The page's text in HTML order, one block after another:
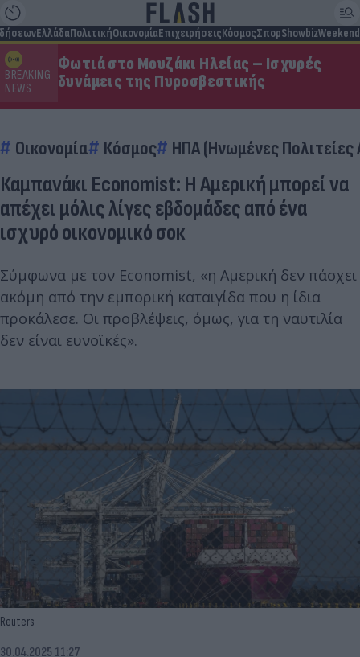
ΕλλάδαΠολιτικήΟικονομίαΕπιχειρήσειςΚόσμοςΣπορShowbizWeekend
BREAKING
NEWS
Φωτιά στο Μουζάκι Ηλείας – Ισχυρές
δυνάμεις της Πυροσβεστικής
Οικονομία Κόσμος ΗΠΑ (Ηνωμένες Πολιτείες
Καμπανάκι Economist: Η Αμερική μπορεί να
απέχει μόλις λίγες εβδομάδες από ένα
ισχυρό οικονομικό σοκ
Σύμφωνα με τον Economist, «η Αμερική δεν πάσχει
ακόμη από την εμπορική καταιγίδα που η ίδια
προκάλεσε. Οι προβλέψεις, όμως, για τη ναυτιλία
δεν είναι ευνοϊκές».
Reuters
30.04.2025 11:27